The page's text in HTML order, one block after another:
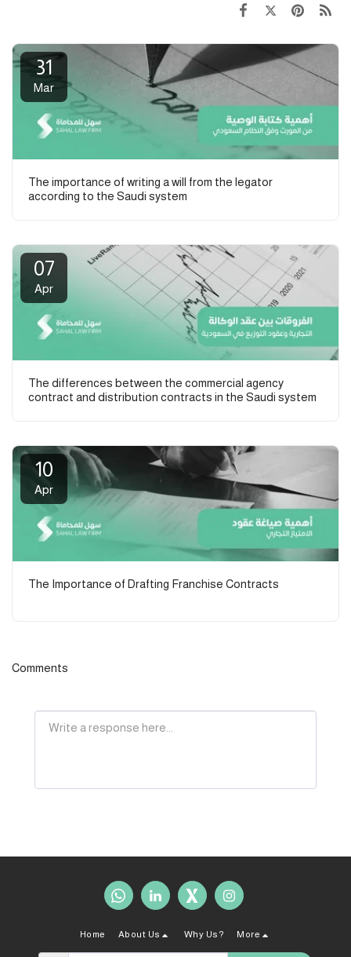
31
Mar
The importance of writing a will from the legator
according to the Saudi system
07
Apr
The differences between the commercial agency
contract and distribution contracts in the Saudi system
10
Apr
The Importance of Drafting Franchise Contracts
Comments
Home About Us Why Us? More